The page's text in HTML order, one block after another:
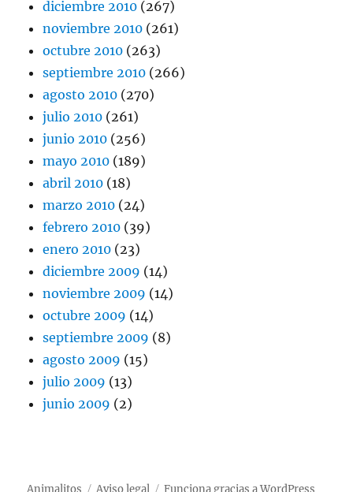
diciembre 2010 (267)
noviembre 2010 (261)
octubre 2010 (263)
septiembre 2010 (266)
agosto 2010 (270)
julio 2010 (261)
junio 2010 (256)
mayo 2010 (189)
abril 2010 (18)
marzo 2010 (24)
febrero 2010 (39)
enero 2010 (23)
diciembre 2009 (14)
noviembre 2009 (14)
octubre 2009 (14)
septiembre 2009 (8)
agosto 2009 (15)
julio 2009 (13)
junio 2009 (2)
Animalitos Aviso legal Funciona gracias a WordPress